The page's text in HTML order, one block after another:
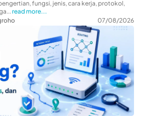
fungsi, jenis, cara kerja, protokol,
read more...
07/08/2026